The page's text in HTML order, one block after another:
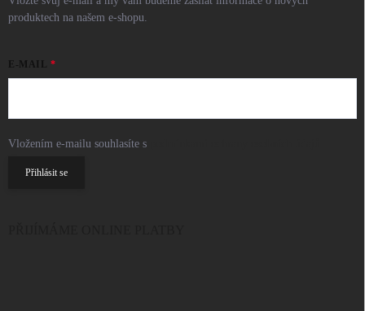
produktech na našem e-shopu.
E-MAIL
Vložením e-mailu souhlasíte s
Přihlásit se